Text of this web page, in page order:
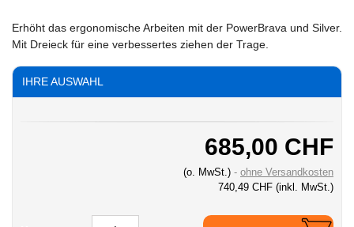
Erhöht das ergonomische Arbeiten mit der PowerBrava und Silver.
Mit Dreieck für eine verbessertes ziehen der Trage.
IHRE AUSWAHL
685,00 CHF
(o. MwSt.)
ohne Versandkosten
740,49 CHF (inkl. MwSt.)